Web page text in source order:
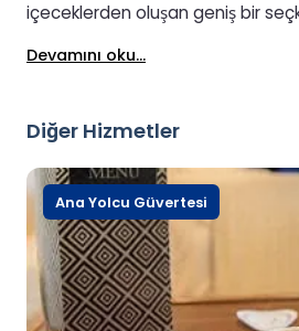
içeceklerden oluşan geniş bir
alanları da mevcuttur. TV ekranları canlı spor ve
boyunca hafif atıştırmalıklar için
atıştırmalıkları da bulunmaktadır.
atmosferi ve aile dostu
arkanıza yaslanıp sosyalleşmek
çıkarmak için harika bir yerdir.
Devamını oku...
Diğer Hizmetler
Ana Yolcu Güvertesi